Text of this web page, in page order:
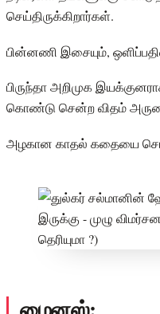
செய்திருக்கிறார்கள்.
பின்னணி இசையும்,
பிருந்தா அறிமுக
கொண்டு சென்ற விதம்
அழகான காதல் கதையை